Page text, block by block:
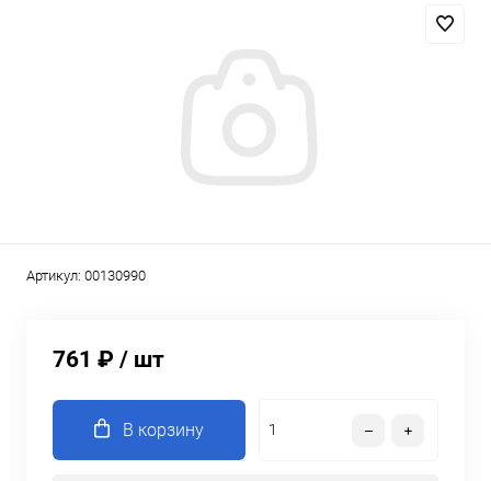
Артикул: 00130990
761 ₽ / шт
В корзину